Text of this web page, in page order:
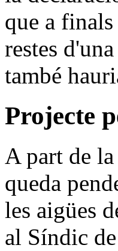
que a
restes
també
Projecte
A part de
queda
les aigües
al Síndic